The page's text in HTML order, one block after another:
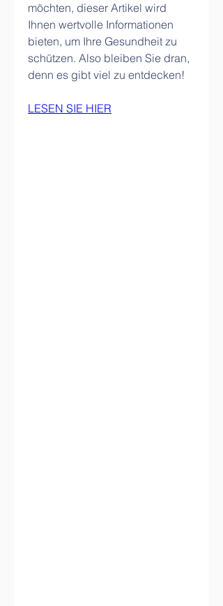
möchten, dieser Artikel wird
Ihnen wertvolle Informationen
bieten, um Ihre Gesundheit zu
schützen. Also bleiben Sie dran,
denn es gibt viel zu entdecken!
LESEN SIE HIER